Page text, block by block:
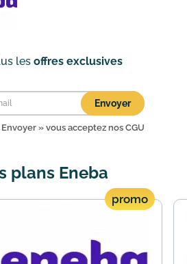
les offres exclusives
Envoyer
» vous acceptez nos CGU
plans Eneba
promo